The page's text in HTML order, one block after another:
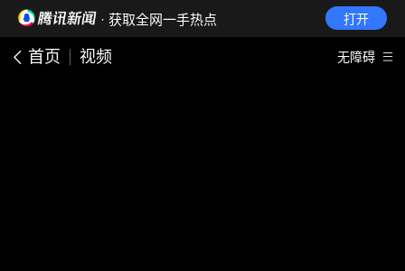
· 获取全网一手热点 打开
首页 视频 无障碍